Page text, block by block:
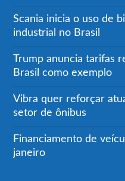
Scania inicia o uso de
industrial no Brasil
Trump anuncia tarifas
Brasil como exemplo
Vibra quer reforçar
setor de ônibus
Financiamento de
janeiro